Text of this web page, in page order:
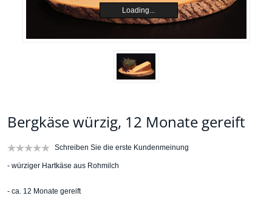
Loading...
Bergkäse würzig, 12 Monate gereift
Schreiben Sie die erste Kundenmeinung
- würziger Hartkäse aus Rohmilch
- ca. 12 Monate gereift